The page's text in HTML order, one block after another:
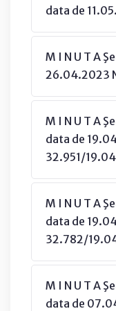
data de
M I N U T A
26.04.2023
M I N U T A
data de
32.951/
M I N U T A
data de
32.782/
M I N U T A
data de